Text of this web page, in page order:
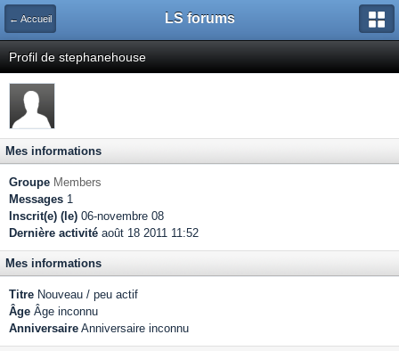
← Accueil LS forums
Profil de stephanehouse
Mes informations
Groupe Members
Messages 1
Inscrit(e) (le) 06-novembre 08
Dernière activité août 18 2011 11:52
Mes informations
Titre Nouveau / peu actif
Âge Âge inconnu
Anniversaire Anniversaire inconnu